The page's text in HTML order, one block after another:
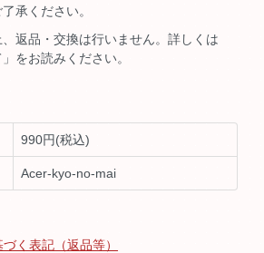
承ください。
返品・交換は行いません。詳しくは
をお読みください。
990円(税込)
Acer-kyo-no-mai
く表記（返品等）